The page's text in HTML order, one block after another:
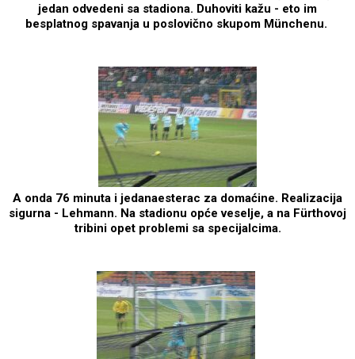
jedan odvedeni sa stadiona. Duhoviti kažu - eto im
besplatnog spavanja u poslovično skupom Münchenu.
A onda 76 minuta i jedanaesterac za domaćine. Realizacija
sigurna - Lehmann. Na stadionu opće veselje, a na Fürthovoj
tribini opet problemi sa specijalcima.